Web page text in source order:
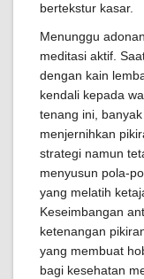
bertekstur kasar.
Menunggu
meditasi aktif.
dengan kain
kendali kepada
tenang ini,
menjernihkan
strategi namun
menyusun pola-
yang melatih
Keseimbangan
ketenangan
yang membuat
bagi kesehatan